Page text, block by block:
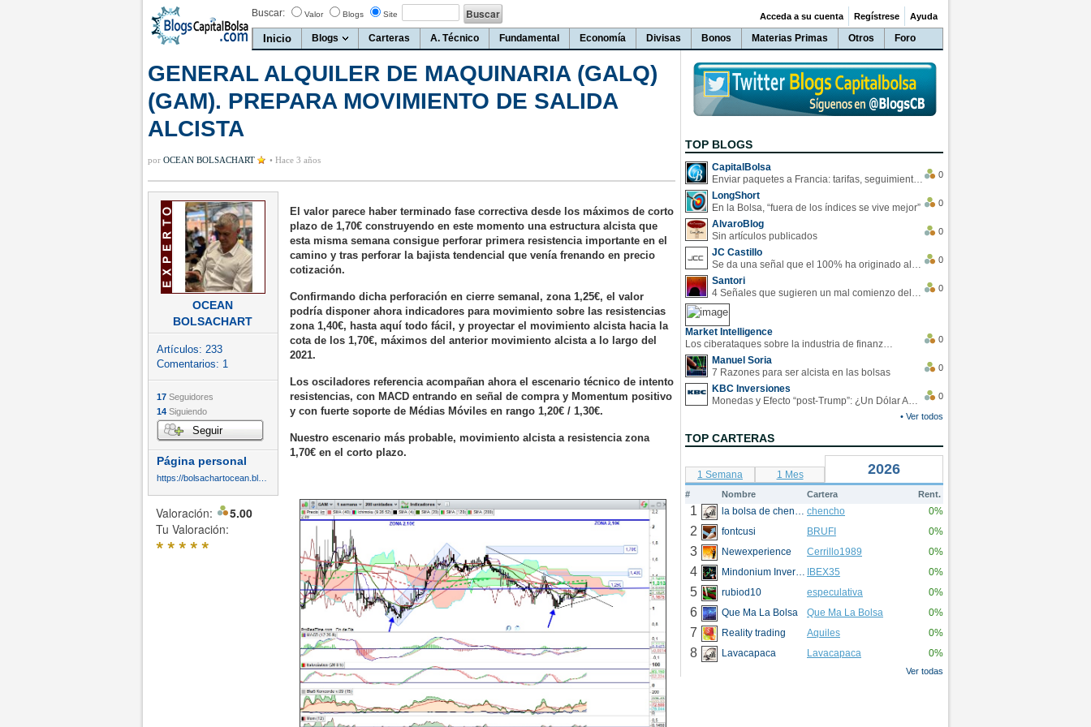
Buscar: Valor Blogs Site
Inicio Blogs Carteras A. Técnico Fundamental Economía Divisas Bonos Materias Primas Otros Foro
Acceda a su cuenta Regístrese Ayuda
GENERAL ALQUILER DE MAQUINARIA (GALQ)
(GAM). PREPARA MOVIMIENTO DE SALIDA
ALCISTA
por OCEAN BOLSACHART • Hace 3 años
OCEAN
BOLSACHART
Artículos: 233
Comentarios: 1
17 Seguidores
14 Siguiendo
Seguir
Página personal
Valoración:
5.00
Tu Valoración:
*****
El valor parece haber terminado fase correctiva desde los máximos de corto
plazo de 1,70€ construyendo en este momento una estructura alcista que
esta misma semana consigue perforar primera resistencia importante en el
camino y tras perforar la bajista tendencial que venía frenando en precio
cotización.
Confirmando dicha perforación en cierre semanal, zona 1,25€, el valor
podría disponer ahora indicadores para movimiento sobre las resistencias
zona 1,40€, hasta aquí todo fácil, y proyectar el movimiento alcista hacia la
cota de los 1,70€, máximos del anterior movimiento alcista a lo largo del
2021.
Los osciladores referencia acompañan ahora el escenario técnico de intento
resistencias, con MACD entrando en señal de compra y Momentum positivo
y con fuerte soporte de Médias Móviles en rango 1,20€ / 1,30€.
Nuestro escenario más probable, movimiento alcista a resistencia zona
1,70€ en el corto plazo.
TOP BLOGS
CapitalBolsa
Enviar paquetes a Francia: tarifas, seguimiento y ventajas destacadas
0
LongShort
En la Bolsa, “fuera de los índices se vive mejor”
0
AlvaroBlog
Sin artículos publicados
0
JC Castillo
Se da una señal que el 100% ha originado alzas en las bolsas
0
Santori
4 Señales que sugieren un mal comienzo del 3T de la economía EEUU
0
Market Intelligence
Los ciberataques sobre la industria de finanzas se han duplicado este año
0
Manuel Soria
7 Razones para ser alcista en las bolsas
0
KBC Inversiones
Monedas y Efecto “post-Trump”: ¿Un Dólar Americano operando en rangos?
0
• Ver todos
TOP CARTERAS
1 Semana 1 Mes 2026
# Nombre Cartera Rent.
1 la bolsa de chencho chencho 0%
2 fontcusi BRUFI 0%
3 Newexperience Cerrillo1989 0%
4 Mindonium Inversions IBEX35 0%
5 rubiod10 especulativa 0%
6 Que Ma La Bolsa Que Ma La Bolsa 0%
7 Reality trading Aquiles 0%
8 Lavacapaca Lavacapaca 0%
Ver todas